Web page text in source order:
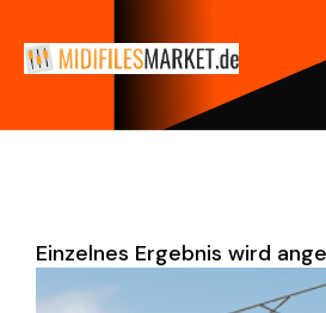
Einzelnes Ergebnis wird